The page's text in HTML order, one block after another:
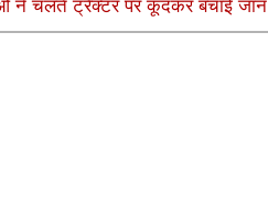
ने चलते ट्रैक्टर पर कूदकर बचाई जान